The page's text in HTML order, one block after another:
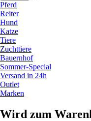
Pferd
Reiter
Hund
Katze
Tiere
Zuchttiere
Bauernhof
Sommer-Special
Versand in 24h
Outlet
Marken
Wird zum